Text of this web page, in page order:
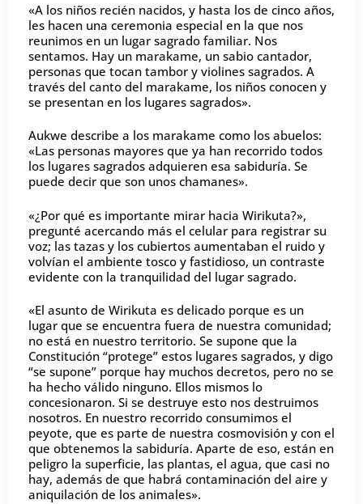
«A los niños recién nacidos, y hasta los de cinco años,
les hacen una ceremonia especial en la que nos
reunimos en un lugar sagrado familiar. Nos
sentamos. Hay un marakame, un sabio cantador,
personas que tocan tambor y violines sagrados. A
través del canto del marakame, los niños conocen y
se presentan en los lugares sagrados».
Aukwe describe a los marakame como los abuelos:
«Las personas mayores que ya han recorrido todos
los lugares sagrados adquieren esa sabiduría. Se
puede decir que son unos chamanes».
«¿Por qué es importante mirar hacia Wirikuta?»,
pregunté acercando más el celular para registrar su
voz; las tazas y los cubiertos aumentaban el ruido y
volvían el ambiente tosco y fastidioso, un contraste
evidente con la tranquilidad del lugar sagrado.
«El asunto de Wirikuta es delicado porque es un
lugar que se encuentra fuera de nuestra comunidad;
no está en nuestro territorio. Se supone que la
Constitución “protege” estos lugares sagrados, y digo
“se supone” porque hay muchos decretos, pero no se
ha hecho válido ninguno. Ellos mismos lo
concesionaron. Si se destruye esto nos destruimos
nosotros. En nuestro recorrido consumimos el
peyote, que es parte de nuestra cosmovisión y con el
que obtenemos la sabiduría. Aparte de eso, están en
peligro la superficie, las plantas, el agua, que casi no
hay, además de que habrá contaminación del aire y
aniquilación de los animales».